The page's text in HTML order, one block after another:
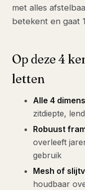
met alles
betekent en gaat
Op deze 4
letten
Alle 4
zitdiepte,
Robuust
overleeft
gebruik
Mesh of
houdbaar